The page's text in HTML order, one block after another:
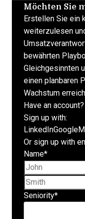
Möchten Sie
Erstellen Sie ein
weiterzulesen
bewährten
Gleichgesinnten
einen planbaren
Wachstum
Have an account?
Sign up with:
LinkedInGoogle
Or sign up with
Name*
Seniority*